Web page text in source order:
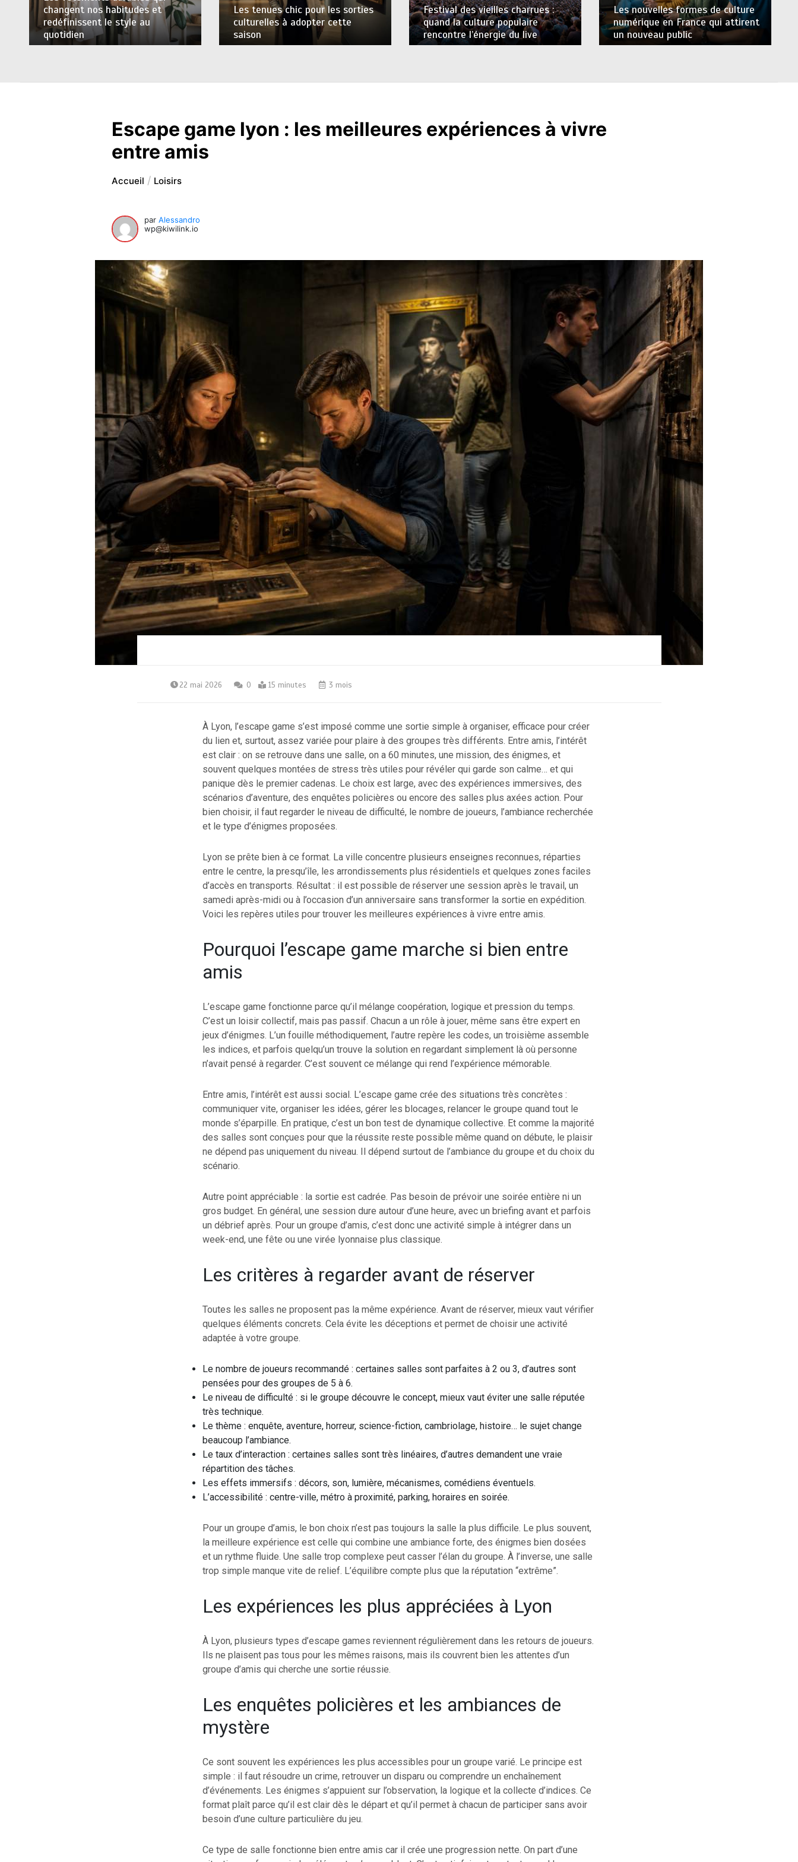
changent nos habitudes et
redéfinissent le style au
quotidien
Les tenues chic pour les sorties
culturelles à adopter cette
saison
Festival des vieilles charrues :
quand la culture populaire
rencontre l’énergie du live
Les nouvelles formes de culture
numérique en France qui attirent
un nouveau public
Escape game lyon : les meilleures expériences à vivre
entre amis
Accueil Loisirs
parAlessandro
wp@kiwilink.io
22 mai 2026 0 15 minutes 3 mois
À Lyon, l’escape game s’est imposé comme une sortie simple à organiser, efficace pour créer
du lien et, surtout, assez variée pour plaire à des groupes très différents. Entre amis, l’intérêt
est clair : on se retrouve dans une salle, on a 60 minutes, une mission, des énigmes, et
souvent quelques montées de stress très utiles pour révéler qui garde son calme… et qui
panique dès le premier cadenas. Le choix est large, avec des expériences immersives, des
scénarios d’aventure, des enquêtes policières ou encore des salles plus axées action. Pour
bien choisir, il faut regarder le niveau de difficulté, le nombre de joueurs, l’ambiance recherchée
et le type d’énigmes proposées.
Lyon se prête bien à ce format. La ville concentre plusieurs enseignes reconnues, réparties
entre le centre, la presqu’île, les arrondissements plus résidentiels et quelques zones faciles
d’accès en transports. Résultat : il est possible de réserver une session après le travail, un
samedi après-midi ou à l’occasion d’un anniversaire sans transformer la sortie en expédition.
Voici les repères utiles pour trouver les meilleures expériences à vivre entre amis.
Pourquoi l’escape game marche si bien entre
amis
L’escape game fonctionne parce qu’il mélange coopération, logique et pression du temps.
C’est un loisir collectif, mais pas passif. Chacun a un rôle à jouer, même sans être expert en
jeux d’énigmes. L’un fouille méthodiquement, l’autre repère les codes, un troisième assemble
les indices, et parfois quelqu’un trouve la solution en regardant simplement là où personne
n’avait pensé à regarder. C’est souvent ce mélange qui rend l’expérience mémorable.
Entre amis, l’intérêt est aussi social. L’escape game crée des situations très concrètes :
communiquer vite, organiser les idées, gérer les blocages, relancer le groupe quand tout le
monde s’éparpille. En pratique, c’est un bon test de dynamique collective. Et comme la majorité
des salles sont conçues pour que la réussite reste possible même quand on débute, le plaisir
ne dépend pas uniquement du niveau. Il dépend surtout de l’ambiance du groupe et du choix du
scénario.
Autre point appréciable : la sortie est cadrée. Pas besoin de prévoir une soirée entière ni un
gros budget. En général, une session dure autour d’une heure, avec un briefing avant et parfois
un débrief après. Pour un groupe d’amis, c’est donc une activité simple à intégrer dans un
week-end, une fête ou une virée lyonnaise plus classique.
Les critères à regarder avant de réserver
Toutes les salles ne proposent pas la même expérience. Avant de réserver, mieux vaut vérifier
quelques éléments concrets. Cela évite les déceptions et permet de choisir une activité
adaptée à votre groupe.
Le nombre de joueurs recommandé : certaines salles sont parfaites à 2 ou 3, d’autres sont
pensées pour des groupes de 5 à 6.
Le niveau de difficulté : si le groupe découvre le concept, mieux vaut éviter une salle réputée
très technique.
Le thème : enquête, aventure, horreur, science-fiction, cambriolage, histoire… le sujet change
beaucoup l’ambiance.
Le taux d’interaction : certaines salles sont très linéaires, d’autres demandent une vraie
répartition des tâches.
Les effets immersifs : décors, son, lumière, mécanismes, comédiens éventuels.
L’accessibilité : centre-ville, métro à proximité, parking, horaires en soirée.
Pour un groupe d’amis, le bon choix n’est pas toujours la salle la plus difficile. Le plus souvent,
la meilleure expérience est celle qui combine une ambiance forte, des énigmes bien dosées
et un rythme fluide. Une salle trop complexe peut casser l’élan du groupe. À l’inverse, une salle
trop simple manque vite de relief. L’équilibre compte plus que la réputation “extrême”.
Les expériences les plus appréciées à Lyon
À Lyon, plusieurs types d’escape games reviennent régulièrement dans les retours de joueurs.
Ils ne plaisent pas tous pour les mêmes raisons, mais ils couvrent bien les attentes d’un
groupe d’amis qui cherche une sortie réussie.
Les enquêtes policières et les ambiances de
mystère
Ce sont souvent les expériences les plus accessibles pour un groupe varié. Le principe est
simple : il faut résoudre un crime, retrouver un disparu ou comprendre un enchaînement
d’événements. Les énigmes s’appuient sur l’observation, la logique et la collecte d’indices. Ce
format plaît parce qu’il est clair dès le départ et qu’il permet à chacun de participer sans avoir
besoin d’une culture particulière du jeu.
Ce type de salle fonctionne bien entre amis car il crée une progression nette. On part d’une